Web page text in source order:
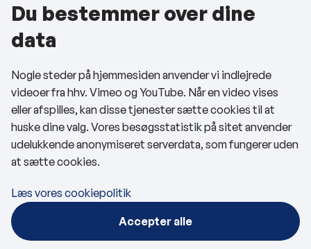
Om kommunen
Kontakt os
Telefon- og åbningstider
Tilgængelighedserklæring
Privatlivspolitik
Cookies
Følg os
BRK på Facebook
Du bestemmer over dine
data
Nogle steder på hjemmesiden anvender vi indlejrede
videoer fra hhv. Vimeo og YouTube. Når en video vises
eller afspilles, kan disse tjenester sætte cookies til at
huske dine valg. Vores besøgsstatistik på sitet anvender
udelukkende anonymiseret serverdata, som fungerer uden
at sætte cookies.
Læs vores cookiepolitik
Accepter alle